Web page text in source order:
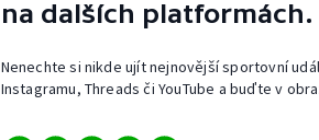
na dalších platformách.
Nenechte si nikde ujít nejnovější sportovní
Instagramu, Threads či YouTube a buďte v